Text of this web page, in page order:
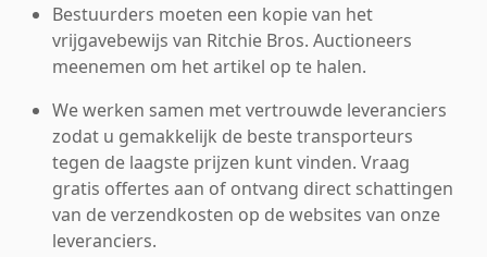
Bestuurders moeten een kopie van het
vrijgavebewijs van Ritchie Bros. Auctioneers
meenemen om het artikel op te halen.
We werken samen met vertrouwde leveranciers
zodat u gemakkelijk de beste transporteurs
tegen de laagste prijzen kunt vinden. Vraag
gratis offertes aan of ontvang direct schattingen
van de verzendkosten op de websites van onze
leveranciers.